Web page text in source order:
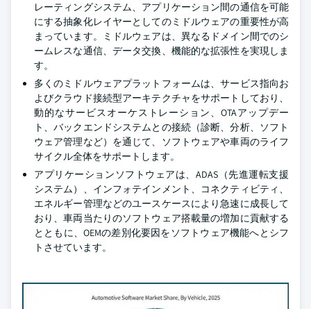
レーティングシステム、アプリケーション間の通信を可能
にする抽象化レイヤーとしてのミドルウェアの重要性が高
まっています。ミドルウェアは、異なるドメイン間でのシ
ームレスな通信、データ交換、機能的な拡張性を実現しま
す。
多くのミドルウェアプラットフォームは、サービス指向お
よびクラウド接続型アーキテクチャをサポートしており、
動的なサービスオーケストレーション、OTAアップデー
ト、バックエンドシステムとの接続（診断、分析、ソフト
ウェア管理など）を通じて、ソフトウェアや車両のライフ
サイクル全体をサポートします。
アプリケーションソフトウェアは、ADAS（先進運転支援
システム）、インフォテインメント、コネクティビティ、
エネルギー管理などのユースケースにより急速に成長して
おり、車両当たりのソフトウェア搭載量の増加に貢献する
とともに、OEMの差別化要因をソフトウェア機能へとシフ
トさせています。